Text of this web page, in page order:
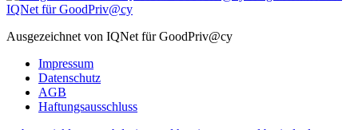
IQNet für GoodPriv@cy
Ausgezeichnet von IQNet für GoodPriv@cy
Impressum
Datenschutz
AGB
Haftungsausschluss